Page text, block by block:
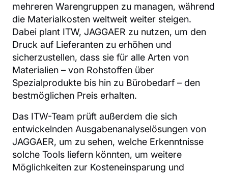
mehreren Warengruppen zu managen, während
die Materialkosten weltweit weiter steigen.
Dabei plant ITW, JAGGAER zu nutzen, um den
Druck auf Lieferanten zu erhöhen und
sicherzustellen, dass sie für alle Arten von
Materialien – von Rohstoffen über
Spezialprodukte bis hin zu Bürobedarf – den
bestmöglichen Preis erhalten.
Das ITW-Team prüft außerdem die sich
entwickelnden Ausgabenanalyselösungen von
JAGGAER, um zu sehen, welche Erkenntnisse
solche Tools liefern könnten, um weitere
Möglichkeiten zur Kosteneinsparung und